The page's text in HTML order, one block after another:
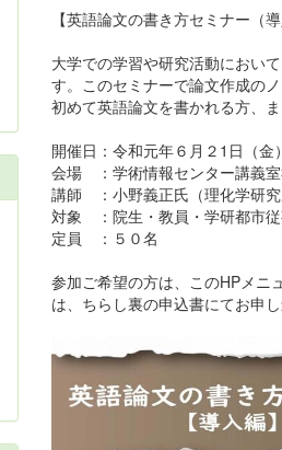
【英語論文の書き方セミナー（
大学での学習や研究活動におい
す。このセミナーで論文作成の
初めて英語論文を書かれる方、
開催日：令和元年６月２1日（金
会場 ：学術情報センター講義
講師 ：小野義正氏（理化学研究
対象 ：院生・教員・学研都市
定員 ：５０名
参加ご希望の方は、このHPメニ
は、ちらし裏の申込書にてお申し